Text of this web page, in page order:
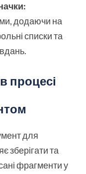
додаючи на
списки та
процесі
для
зберігати та
фрагменти у